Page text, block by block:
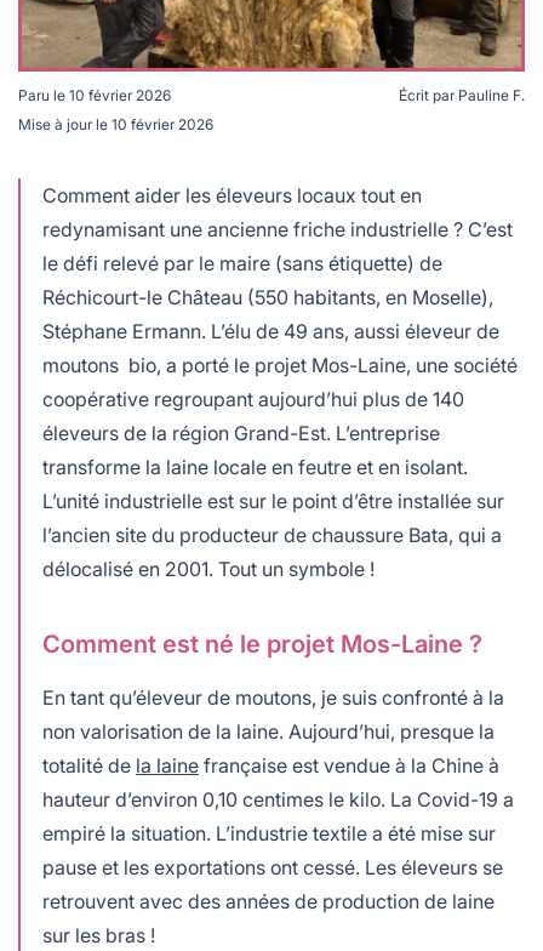
Mos-laine : un maire tisse une filière laine pour aider les
Paru le 10 février 2026
Mise à jour le 10 février 2026
Écrit par Pauline F.
Comment aider les éleveurs locaux tout en
redynamisant une ancienne friche industrielle ? C’est
le défi relevé par le maire (sans étiquette) de
Réchicourt-le Château (550 habitants, en Moselle),
Stéphane Ermann. L’élu de 49 ans, aussi éleveur de
moutons bio, a porté le projet Mos-Laine, une société
coopérative regroupant aujourd’hui plus de 140
éleveurs de la région Grand-Est. L’entreprise
transforme la laine locale en feutre et en isolant.
L’unité industrielle est sur le point d’être installée sur
l’ancien site du producteur de chaussure Bata, qui a
délocalisé en 2001. Tout un symbole !
Comment est né le projet Mos-Laine ?
En tant qu’éleveur de moutons, je suis confronté à la
non valorisation de la laine. Aujourd’hui, presque la
totalité de la laine française est vendue à la Chine à
hauteur d’environ 0,10 centimes le kilo. La Covid-19 a
empiré la situation. L’industrie textile a été mise sur
pause et les exportations ont cessé. Les éleveurs se
retrouvent avec des années de production de laine
sur les bras !